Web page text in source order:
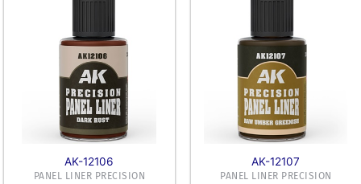
AK-12106
PANEL LINER PRECISION
AK-12107
PANEL LINER PRECISION